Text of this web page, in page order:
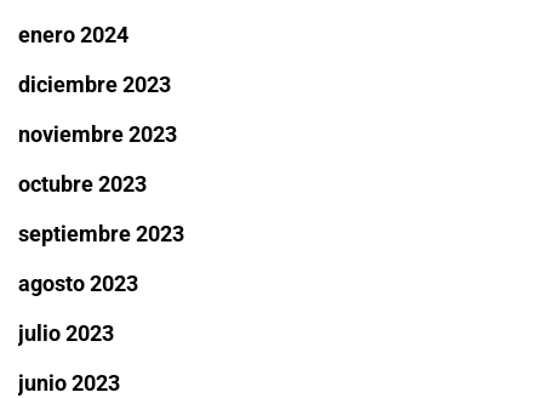
enero 2024
diciembre 2023
noviembre 2023
octubre 2023
septiembre 2023
agosto 2023
julio 2023
junio 2023